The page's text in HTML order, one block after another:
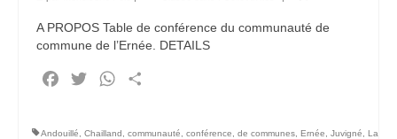
Partenaires
Artipôle
A PROPOS Table de conférence du communauté de
commune de l’Ernée. DETAILS
Facebook
TwitterWhatsApp
Andouillé Chailland communauté conférence de communes Ernée Juvigné
La